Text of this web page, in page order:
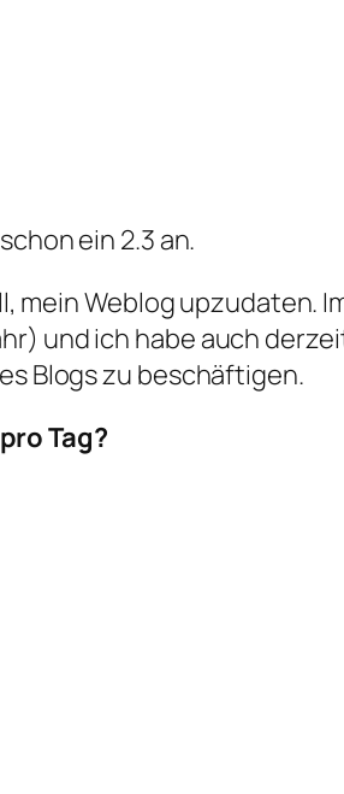
ein 2.3 an.
mein Weblog upzudaten.
und ich habe auch
Blogs zu beschäftigen.
Tag?